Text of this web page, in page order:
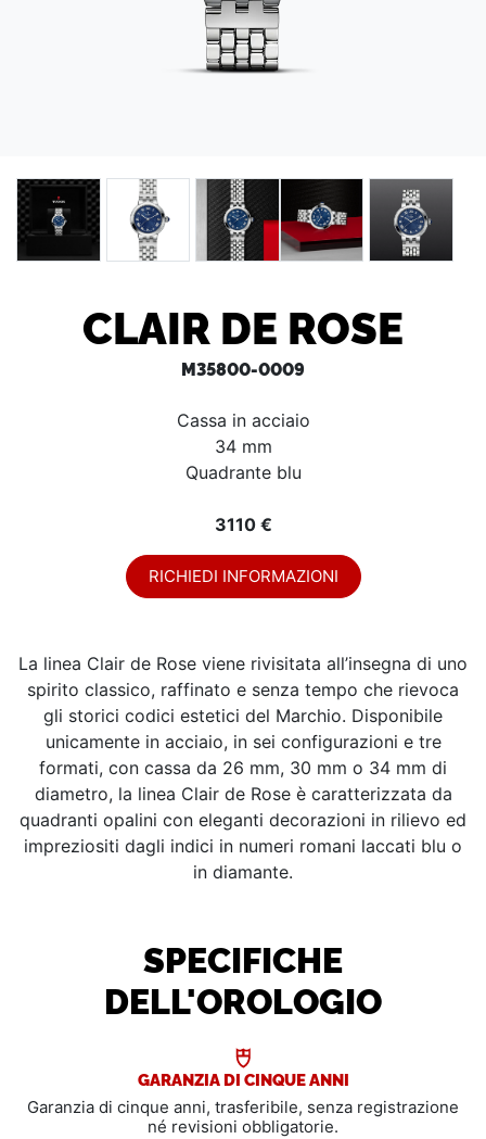
CLAIR DE ROSE
M35800-0009
Cassa in acciaio
34 mm
Quadrante blu
3110 €
RICHIEDI INFORMAZIONI
La linea Clair de Rose viene rivisitata all’insegna di uno
spirito classico, raffinato e senza tempo che rievoca
gli storici codici estetici del Marchio. Disponibile
unicamente in acciaio, in sei configurazioni e tre
formati, con cassa da 26 mm, 30 mm o 34 mm di
diametro, la linea Clair de Rose è caratterizzata da
quadranti opalini con eleganti decorazioni in rilievo ed
impreziositi dagli indici in numeri romani laccati blu o
in diamante.
SPECIFICHE
DELL'OROLOGIO
GARANZIA DI CINQUE ANNI
Garanzia di cinque anni, trasferibile, senza registrazione
né revisioni obbligatorie.